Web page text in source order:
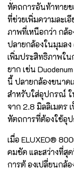
หัตถการอันท้าทายข
ที่ช่วยเพิ่มความละ
ภาพที่เหนือกว่า กล้
ปลายกล้องในมุมลง
เพิ่มประสิทธิภาพใน
ยาก เช่น
นี้ ปลายกล้องขนาด
สำหรับใส่อุปกรณ์
จาก 2.8 มิลลิเมตร
หัตถการที่ต้องใช้อุ
เมื่อ ELUXEO®
คมชัด และสว่างที่สุ
การต้ องเปลี่ยนกล้